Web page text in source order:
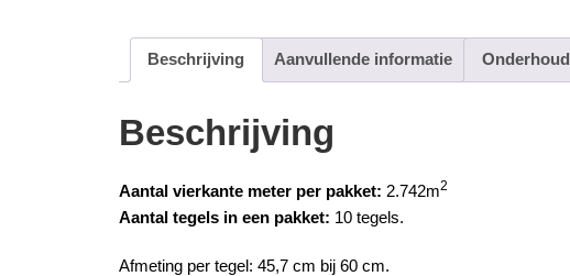
Beschrijving Aanvullende informatie Onderhoud
Beschrijving
Aantal vierkante meter per pakket: 2.742m2
Aantal tegels in een pakket: 10 tegels.
Afmeting per tegel: 45,7 cm bij 60 cm.